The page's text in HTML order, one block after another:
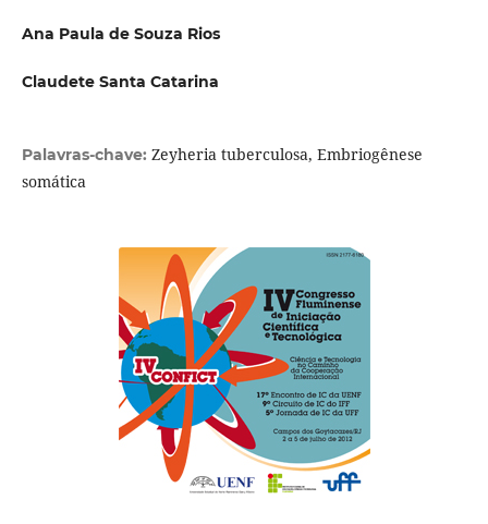
Ana Paula de Souza Rios
Claudete Santa Catarina
Palavras-chave: Zeyheria tuberculosa, Embriogênese
somática